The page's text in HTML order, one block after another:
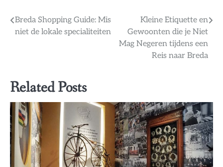
Bericht
Breda Shopping Guide: Mis
niet de lokale specialiteiten
Kleine Etiquette en
Gewoonten die je Niet
Mag Negeren tijdens een
Reis naar Breda
Related Posts